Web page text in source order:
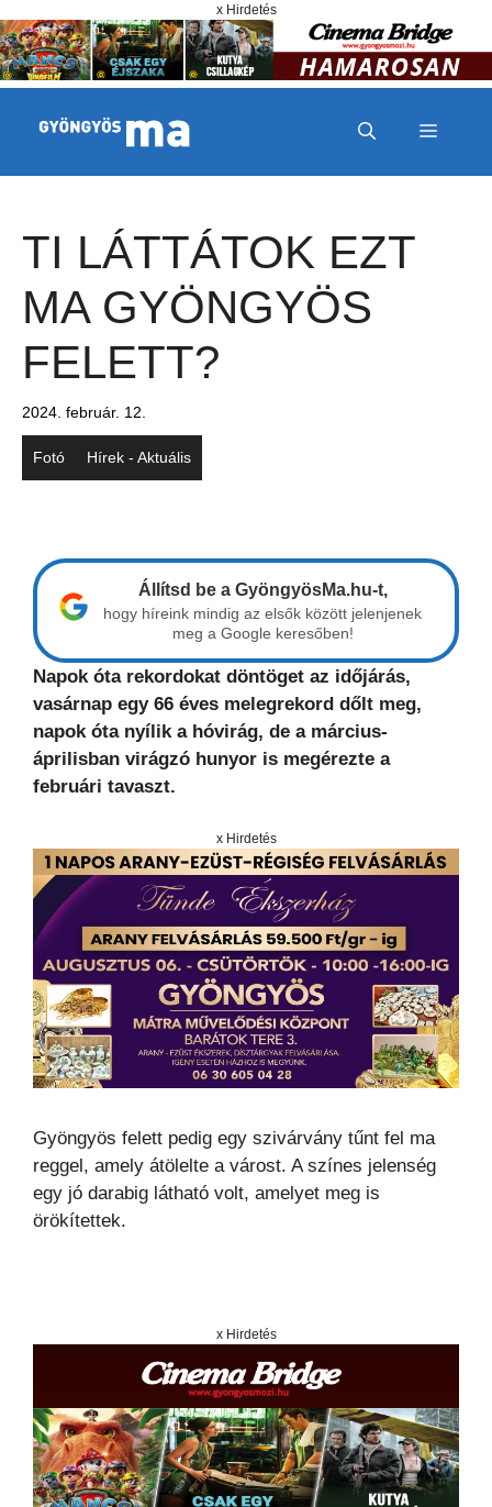
x Hirdetés
MENÜ
TI LÁTTÁTOK EZT
MA GYÖNGYÖS
FELETT?
2024. február. 12.
Fotó Hírek - Aktuális
Állítsd be a GyöngyösMa.hu-t,
hogy híreink mindig az elsők között jelenjenek
meg a Google keresőben!
Napok óta rekordokat döntöget az időjárás,
vasárnap egy 66 éves melegrekord dőlt meg,
napok óta nyílik a hóvirág, de a március-
áprilisban virágzó hunyor is megérezte a
februári tavaszt.
x Hirdetés
Gyöngyös felett pedig egy szivárvány tűnt fel ma
reggel, amely átölelte a várost. A színes jelenség
egy jó darabig látható volt, amelyet meg is
örökítettek.
x Hirdetés